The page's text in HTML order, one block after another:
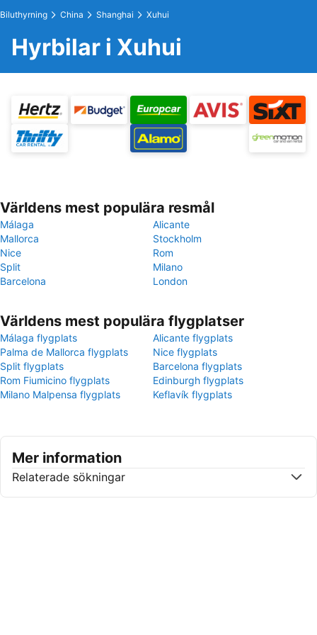
Biluthyrning China Shanghai Xuhui
Hyrbilar i Xuhui
Världens mest populära resmål
Málaga
Alicante
Mallorca
Stockholm
Nice
Rom
Split
Milano
Barcelona
London
Världens mest populära flygplatser
Málaga flygplats
Alicante flygplats
Palma de Mallorca flygplats
Nice flygplats
Split flygplats
Barcelona flygplats
Rom Fiumicino flygplats
Edinburgh flygplats
Milano Malpensa flygplats
Keflavík flygplats
Mer information
Relaterade sökningar